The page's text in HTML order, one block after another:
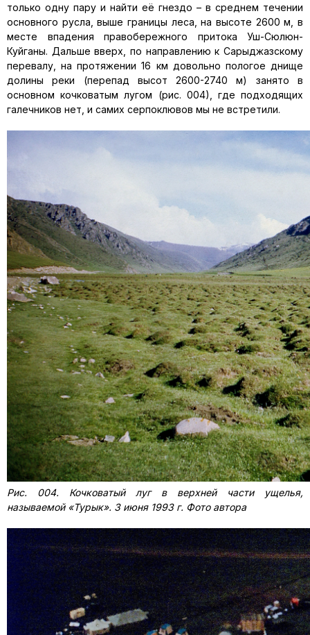
только одну пару и найти её гнездо – в среднем течении
основного русла, выше границы леса, на высоте 2600 м, в
месте впадения правобережного притока Уш-Сюлюн-
Куйганы. Дальше вверх, по направлению к Сарыджазскому
перевалу, на протяжении 16 км довольно пологое днище
долины реки (перепад высот 2600-2740 м) занято в
основном кочковатым лугом (рис. 004), где подходящих
галечников нет, и самих серпоклювов мы не встретили.
Рис. 004. Кочковатый луг в верхней части ущелья,
называемой «Турык». 3 июня 1993 г. Фото автора